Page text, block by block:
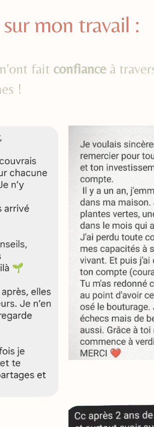
mon travail :
fait confiance à
!